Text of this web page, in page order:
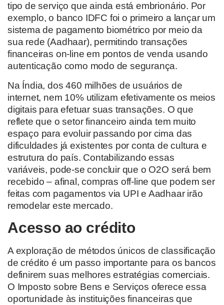
tipo de serviço que ainda está embrionário. Por
exemplo, o banco IDFC foi o primeiro a lançar um
sistema de pagamento biométrico por meio da
sua rede (Aadhaar), permitindo transações
financeiras on-line em pontos de venda usando
autenticação como modo de segurança.
Na Índia, dos 460 milhões de usuários de
internet, nem 10% utilizam efetivamente os meios
digitais para efetuar suas transações. O que
reflete que o setor financeiro ainda tem muito
espaço para evoluir passando por cima das
dificuldades já existentes por conta de cultura e
estrutura do país. Contabilizando essas
variáveis, pode-se concluir que o O2O será bem
recebido – afinal, compras off-line que podem ser
feitas com pagamentos via UPI e Aadhaar irão
remodelar este mercado.
Acesso ao crédito
A exploração de métodos únicos de classificação
de crédito é um passo importante para os bancos
definirem suas melhores estratégias comerciais.
O Imposto sobre Bens e Serviços oferece essa
oportunidade às instituições financeiras que